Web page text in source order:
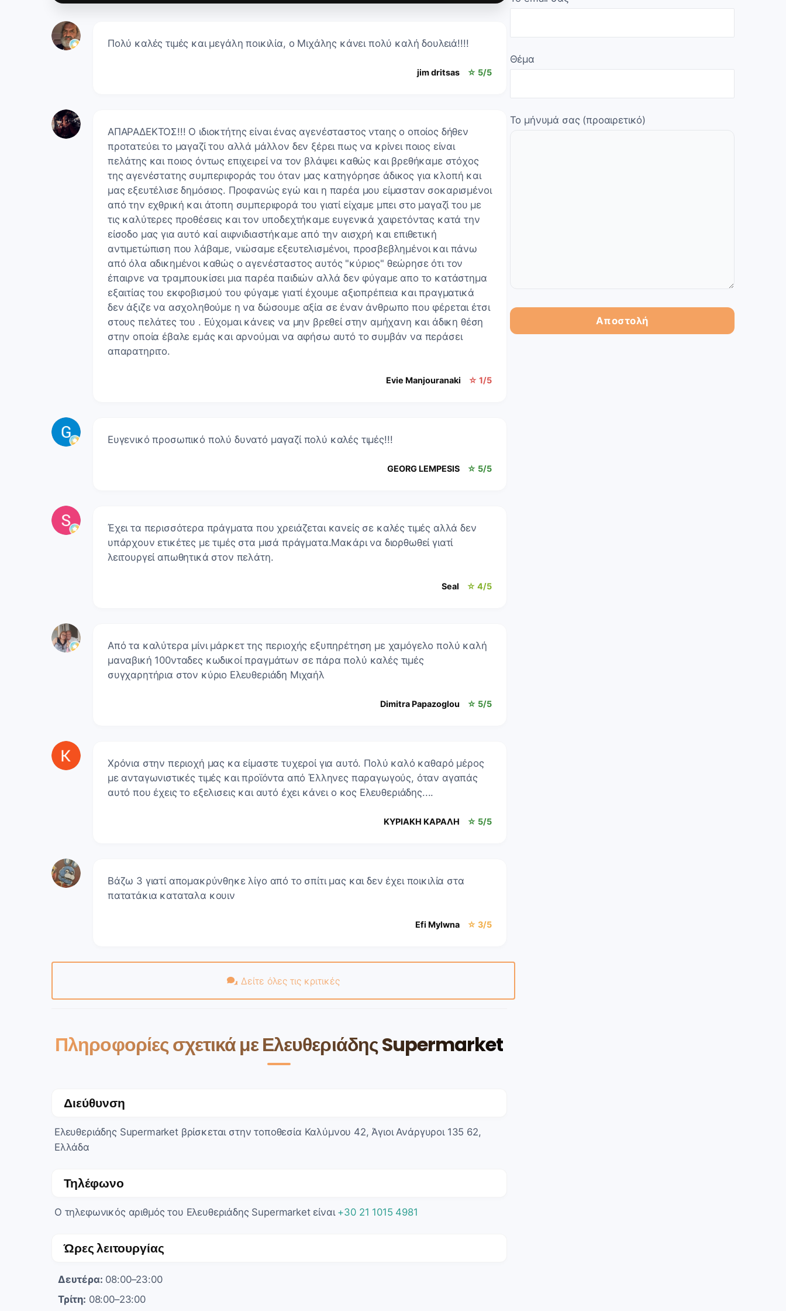
Πολύ καλές τιμές και μεγάλη ποικιλία, ο Μιχάλης κάνει πολύ καλή δουλειά!!!!
jim dritsas ☆ 5/5
ΑΠΑΡΑΔΕΚΤΟΣ!!! Ο ιδιοκτήτης είναι ένας αγενέσταστος νταης ο οποίος δήθεν
προτατεύει το μαγαζί του αλλά μάλλον δεν ξέρει πως να κρίνει ποιος είναι
πελάτης και ποιος όντως επιχειρεί να τον βλάψει καθώς και βρεθήκαμε στόχος
της αγενέστατης συμπεριφοράς του όταν μας κατηγόρησε άδικος για κλοπή και
μας εξευτέλισε δημόσιος. Προφανώς εγώ και η παρέα μου είμασταν σοκαρισμένοι
από την εχθρική και άτοπη συμπεριφορά του γιατί είχαμε μπει στο μαγαζί του με
τις καλύτερες προθέσεις και τον υποδεχτήκαμε ευγενικά χαιρετόντας κατά την
είσοδο μας για αυτό καί αιφνιδιαστήκαμε από την αισχρή και επιθετική
αντιμετώπιση που λάβαμε, νιώσαμε εξευτελισμένοι, προσβεβλημένοι και πάνω
από όλα αδικημένοι καθώς ο αγενέσταστος αυτός "κύριος" θεώρησε ότι τον
έπαιρνε να τραμπουκίσει μια παρέα παιδιών αλλά δεν φύγαμε απο το κατάστημα
εξαιτίας του εκφοβισμού του φύγαμε γιατί έχουμε αξιοπρέπεια και πραγματικά
δεν άξιζε να ασχοληθούμε η να δώσουμε αξία σε έναν άνθρωπο που φέρεται έτσι
στους πελάτες του . Εύχομαι κάνεις να μην βρεθεί στην αμήχανη και άδικη θέση
στην οποία έβαλε εμάς και αρνούμαι να αφήσω αυτό το συμβάν να περάσει
απαρατηριτο.
Evie Manjouranaki ☆ 1/5
Ευγενικό προσωπικό πολύ δυνατό μαγαζί πολύ καλές τιμές!!!
GEORG LEMPESIS ☆ 5/5
Έχει τα περισσότερα πράγματα που χρειάζεται κανείς σε καλές τιμές αλλά δεν
υπάρχουν ετικέτες με τιμές στα μισά πράγματα.Μακάρι να διορθωθεί γιατί
λειτουργεί απωθητικά στον πελάτη.
Seal ☆ 4/5
Από τα καλύτερα μίνι μάρκετ της περιοχής εξυπηρέτηση με χαμόγελο πολύ καλή
μαναβική 100νταδες κωδικοί πραγμάτων σε πάρα πολύ καλές τιμές
συγχαρητήρια στον κύριο Ελευθεριάδη Μιχαήλ
Dimitra Papazoglou ☆ 5/5
Χρόνια στην περιοχή μας κα είμαστε τυχεροί για αυτό. Πολύ καλό καθαρό μέρος
με ανταγωνιστικές τιμές και προϊόντα από Έλληνες παραγωγούς, όταν αγαπάς
αυτό που έχεις το εξελισεις και αυτό έχει κάνει ο κος Ελευθεριάδης....
ΚΥΡΙΑΚΗ ΚΑΡΑΛΗ ☆ 5/5
Βάζω 3 γιατί απομακρύνθηκε λίγο από το σπίτι μας και δεν έχει ποικιλία στα
πατατάκια καταταλα κουιν
Efi Mylwna ☆ 3/5
Δείτε όλες τις κριτικές
Πληροφορίες σχετικά με Ελευθεριάδης Supermarket
Διεύθυνση
Ελευθεριάδης Supermarket βρίσκεται στην τοποθεσία Καλύμνου 42, Άγιοι Ανάργυροι 135 62,
Ελλάδα
Τηλέφωνο
Ο τηλεφωνικός αριθμός του Ελευθεριάδης Supermarket είναι +30 21 1015 4981
Ώρες λειτουργίας
Δευτέρα: 08:00–23:00
Τρίτη: 08:00–23:00
Θέμα
Το μήνυμά σας (προαιρετικό)